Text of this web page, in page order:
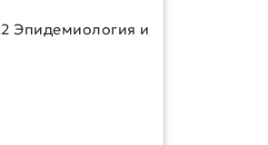
Эпидемиология и